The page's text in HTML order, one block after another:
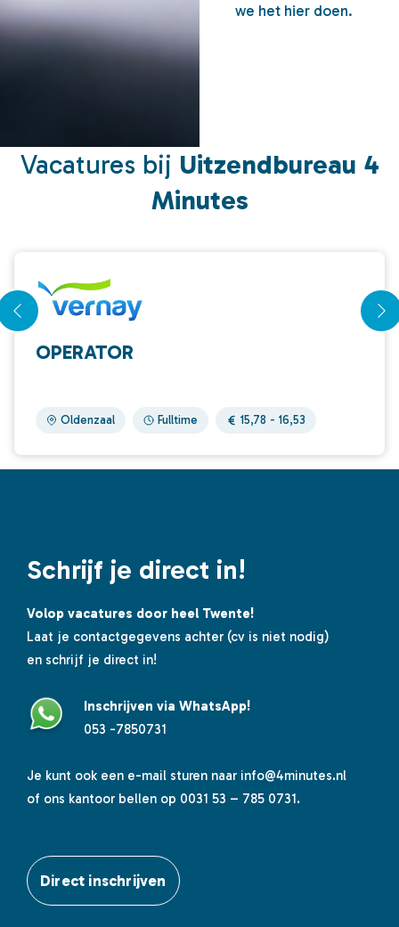
we het hier doen.
Vacatures bij Uitzendbureau 4
Minutes
OPERATOR
Oldenzaal Fulltime 15,78 - 16,53
Schrijf je direct in!
Volop vacatures door heel Twente!
Laat je contactgegevens achter (cv is niet nodig)
en schrijf je direct in!
Inschrijven via WhatsApp!
053 -7850731
Je kunt ook een e-mail sturen naar info@4minutes.nl
of ons kantoor bellen op 0031 53 – 785 0731.
Direct inschrijven